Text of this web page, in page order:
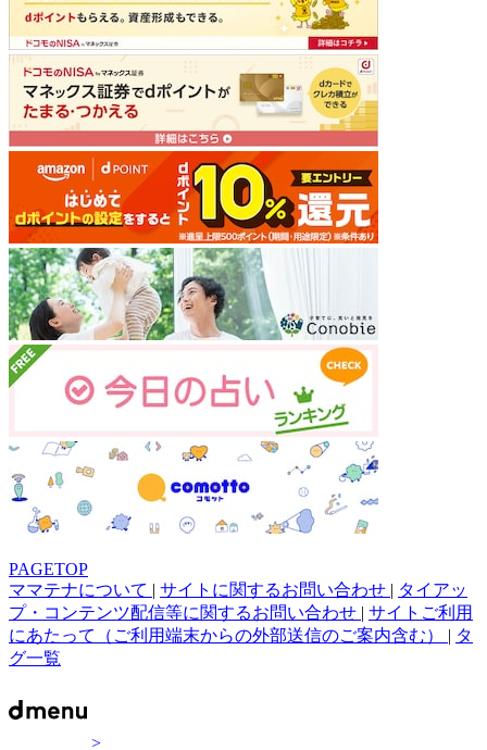
PAGETOP
ママテナについて | サイトに関するお問い合わせ | タイアッ
プ・コンテンツ配信等に関するお問い合わせ | サイトご利用
にあたって（ご利用端末からの外部送信のご案内含む） | タ
グ一覧
>